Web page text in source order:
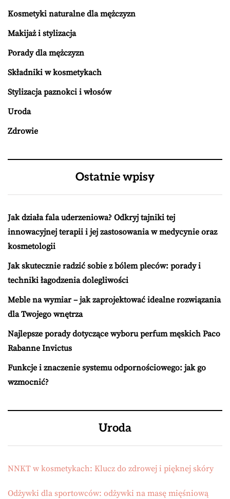
Kosmetyki naturalne dla mężczyzn
Makijaż i stylizacja
Porady dla mężczyzn
Składniki w kosmetykach
Stylizacja paznokci i włosów
Uroda
Zdrowie
Ostatnie wpisy
Jak działa fala uderzeniowa? Odkryj tajniki tej
innowacyjnej terapii i jej zastosowania w medycynie oraz
kosmetologii
Jak skutecznie radzić sobie z bólem pleców: porady i
techniki łagodzenia dolegliwości
Meble na wymiar – jak zaprojektować idealne rozwiązania
dla Twojego wnętrza
Najlepsze porady dotyczące wyboru perfum męskich Paco
Rabanne Invictus
Funkcje i znaczenie systemu odpornościowego: jak go
wzmocnić?
Uroda
NNKT w kosmetykach: Klucz do zdrowej i pięknej skóry
Odżywki dla sportowców: odżywki na masę mięśniową